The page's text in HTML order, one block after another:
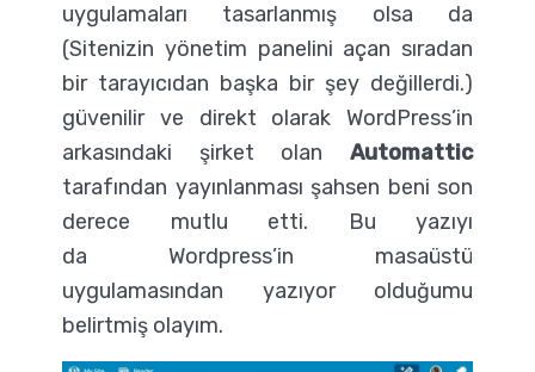
uygulamaları tasarlanmış olsa da
(Sitenizin yönetim panelini açan sıradan
bir tarayıcıdan başka bir şey değillerdi.)
güvenilir ve direkt olarak WordPress’in
arkasındaki şirket olan Automattic
tarafından yayınlanması şahsen beni son
derece mutlu etti. Bu yazıyı
da Wordpress’in masaüstü
uygulamasından yazıyor olduğumu
belirtmiş olayım.